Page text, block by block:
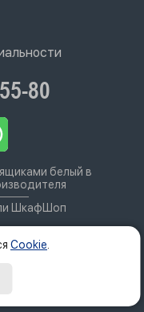
80
белый в
ШкафШоп
Cookie